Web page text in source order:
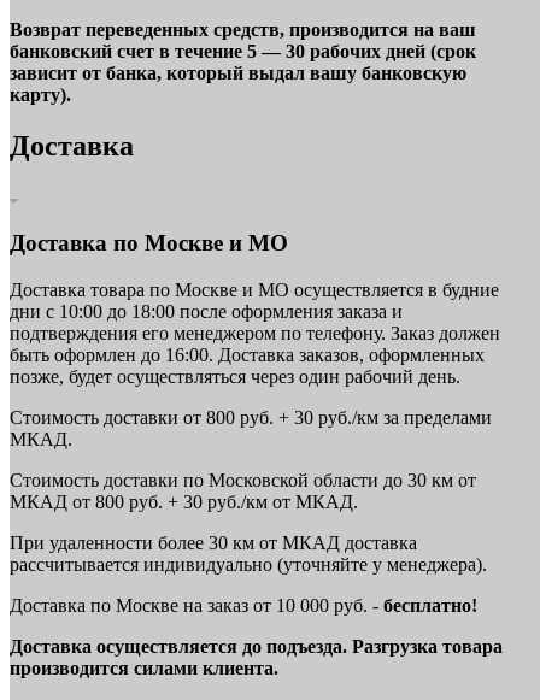
Возврат переведенных средств, производится на ваш
банковский счет в течение 5 — 30 рабочих дней (срок
зависит от банка, который выдал вашу банковскую
карту).
Доставка
Доставка по Москве и МО
Доставка товара по Москве и МО осуществляется в будние
дни с 10:00 до 18:00 после оформления заказа и
подтверждения его менеджером по телефону. Заказ должен
быть оформлен до 16:00. Доставка заказов, оформленных
позже, будет осуществляться через один рабочий день.
Стоимость доставки от 800 руб. + 30 руб./км за пределами
МКАД.
Стоимость доставки по Московской области до 30 км от
МКАД от 800 руб. + 30 руб./км от МКАД.
При удаленности более 30 км от МКАД доставка
рассчитывается индивидуально (уточняйте у менеджера).
Доставка по Москве на заказ от 10 000 руб. - бесплатно!
Доставка осуществляется до подъезда. Разгрузка товара
производится силами клиента.